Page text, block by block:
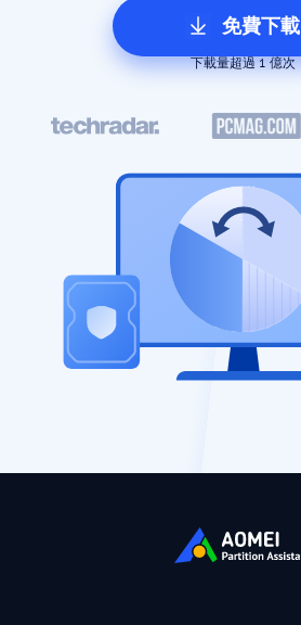
免費下載
下載量超過 1 億次